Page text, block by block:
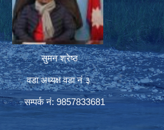
सुमन श्रेष्ठ
वडा अध्यक्ष वडा नं ३
सम्पर्क नं: 9857833681